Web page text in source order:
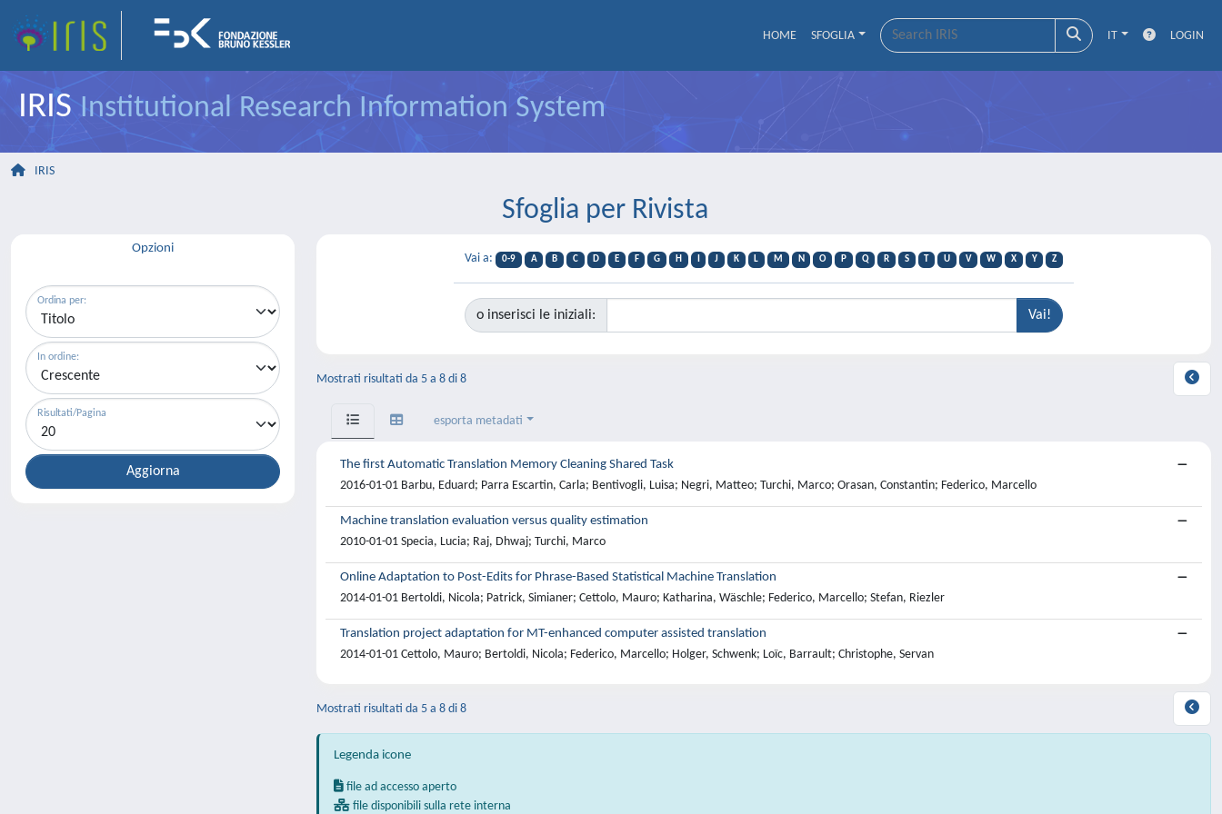
HOME SFOGLIA IT LOGIN
IRISInstitutional Research Information System
IRIS
Sfoglia per Rivista
Opzioni
Ordina per:
In ordine:
Risultati/Pagina
Vai a: 0-9 A B C D E F G H J K L M N O P Q R S T U V W X Y Z
o inserisci le iniziali:
Mostrati risultati da 5 a 8 di 8
esporta metadati
The first Automatic Translation Memory Cleaning Shared Task
2016-01-01 Barbu, Eduard; Parra Escartin, Carla; Bentivogli, Luisa; Negri, Matteo; Turchi, Marco; Orasan, Constantin; Federico, Marcello
Machine translation evaluation versus quality estimation
2010-01-01 Specia, Lucia; Raj, Dhwaj; Turchi, Marco
Online Adaptation to Post-Edits for Phrase-Based Statistical Machine Translation
2014-01-01 Bertoldi, Nicola; Patrick, Simianer; Cettolo, Mauro; Katharina, Wäschle; Federico, Marcello; Stefan, Riezler
Translation project adaptation for MT-enhanced computer assisted translation
2014-01-01 Cettolo, Mauro; Bertoldi, Nicola; Federico, Marcello; Holger, Schwenk; Loïc, Barrault; Christophe, Servan
Mostrati risultati da 5 a 8 di 8
Legenda icone
file ad accesso aperto
file disponibili sulla rete interna